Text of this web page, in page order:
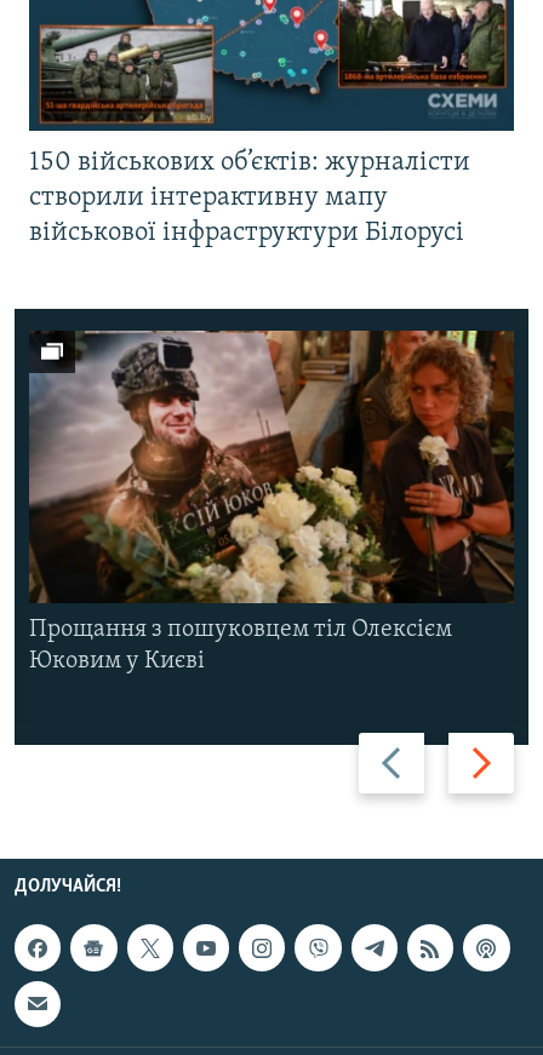
150 військових об’єктів: журналісти
створили інтерактивну мапу
військової інфраструктури Білорусі
Назад Вперед
Прощання з пошуковцем тіл Олексієм
Юковим у Києві
ДОЛУЧАЙСЯ!